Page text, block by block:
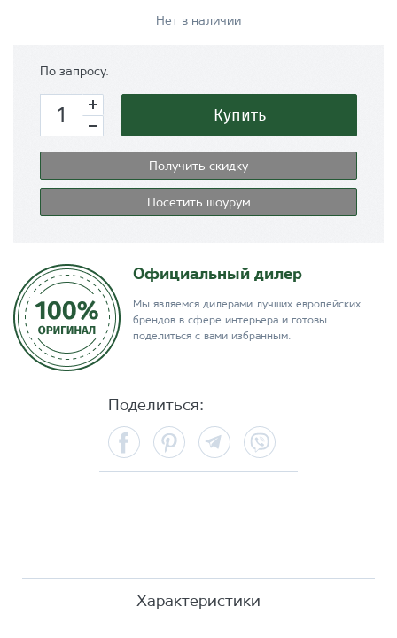
Нет в наличии
По запросу.
Купить
Получить скидку
Посетить шоурум
Официальный дилер
Мы являемся дилерами лучших европейских
брендов в сфере интерьера и готовы
поделиться с вами избранным.
Поделиться:
FacebookPinterest Telegram
Характеристики